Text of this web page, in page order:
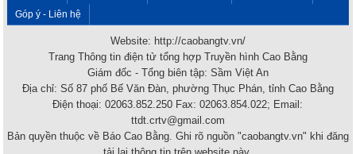
Góp ý - Liên hệ
Website: http://caobangtv.vn/
Trang Thông tin điện tử tổng hợp Truyền hình Cao Bằng
Giám đốc - Tổng biên tập: Sầm Việt An
Địa chỉ: Số 87 phố Bế Văn Đàn, phường Thục Phán, tỉnh Cao Bằng
Điện thoại: 02063.852.250 Fax: 02063.854.022; Email:
ttdt.crtv@gmail.com
Bản quyền thuộc về Báo Cao Bằng. Ghi rõ nguồn "caobangtv.vn" khi đăng